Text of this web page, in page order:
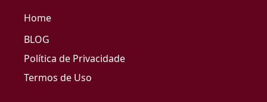
Home
BLOG
Política de Privacidade
Termos de Uso